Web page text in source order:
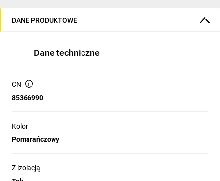
DANE PRODUKTOWE
Dane techniczne
CN
85366990
Kolor
Pomarańczowy
Z izolacją